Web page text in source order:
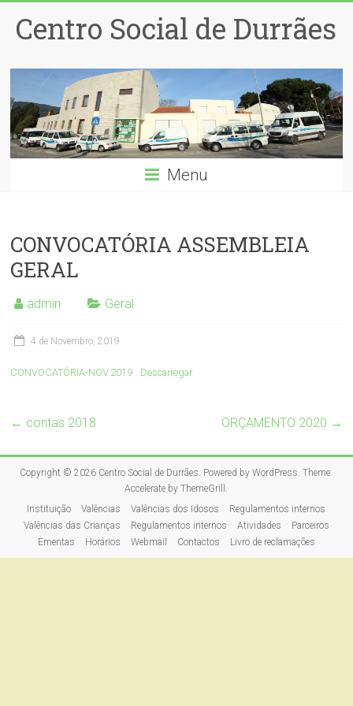
Centro Social de Durrães
Menu
CONVOCATÓRIA ASSEMBLEIA
GERAL
admin Geral
4 de Novembro, 2019
CONVOCATÓRIA-NOV.2019 Descarregar
← contas 2018 ORÇAMENTO 2020 →
Copyright © 2026 Centro Social de Durrães. Powered byWordPress. Theme:
Accelerate byThemeGrill .
Instituição
Valências Valências dos Idosos
Regulamentos internos
Valências das Crianças
Regulamentos internos Atividades
Parceiros
Ementas
Horários Webmail Contactos Livro de reclamações